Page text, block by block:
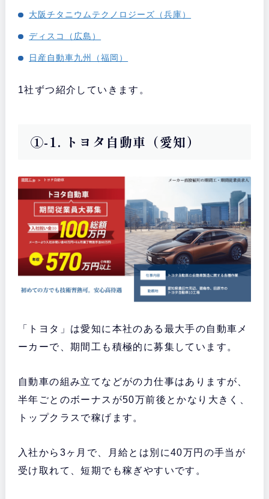
大阪チタニウムテクノロジーズ（兵庫）
ディスコ（広島）
日産自動車九州（福岡）
1社ずつ紹介していきます。
①-1. トヨタ自動車（愛知）
「トヨタ」は愛知に本社のある最大手の自動車メ
ーカーで、期間工も積極的に募集しています。
自動車の組み立てなどがの力仕事はありますが、
半年ごとのボーナスが50万前後とかなり大きく、
トップクラスで稼げます。
入社から3ヶ月で、月給とは別に40万円の手当が
受け取れて、短期でも稼ぎやすいです。